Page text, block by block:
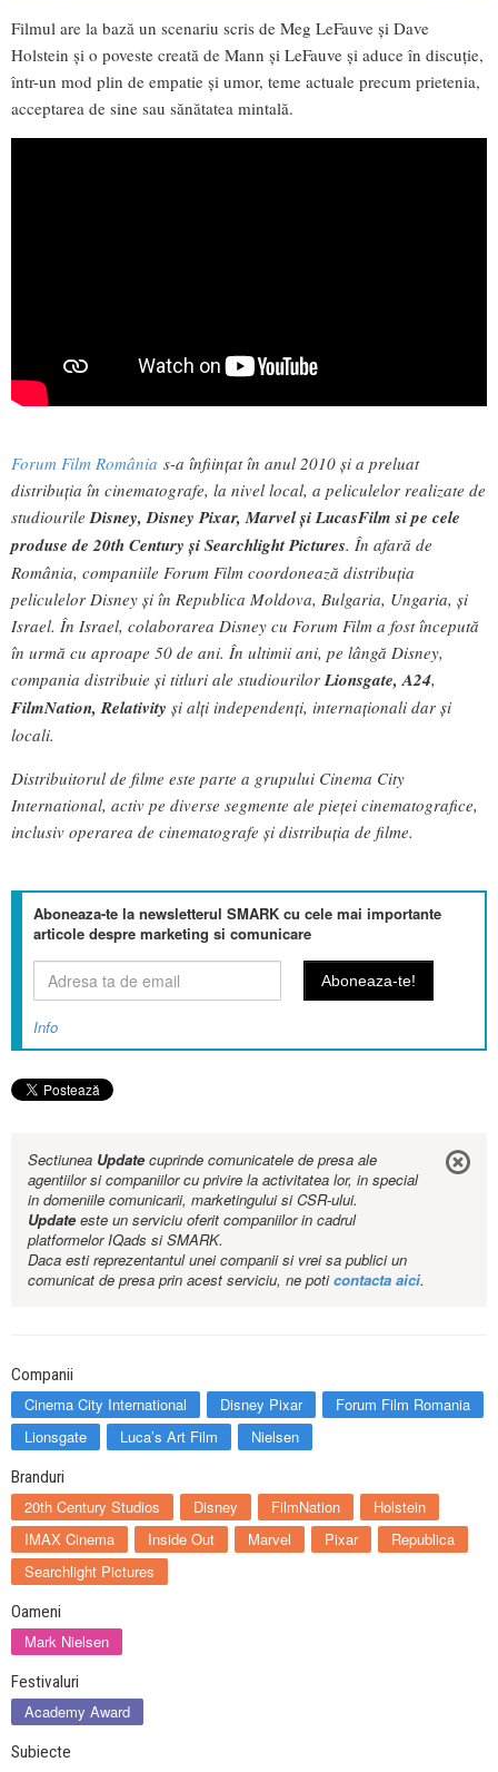
Filmul are la bază un scenariu scris de Meg LeFauve și Dave
Holstein și o poveste creată de Mann și LeFauve și aduce în discuție,
într-un mod plin de empatie și umor, teme actuale precum prietenia,
acceptarea de sine sau sănătatea mintală.
Forum Film România s-a înfiinţat în anul 2010 şi a preluat
distribuţia în cinematografe, la nivel local, a peliculelor realizate de
studiourile Disney, Disney Pixar, Marvel și LucasFilm si pe cele
produse de 20th Centuryși Searchlight Pictures. În afară de
România, companiile Forum Film coordonează distribuţia
peliculelor Disney şi în Republica Moldova, Bulgaria, Ungaria, şi
Israel. În Israel, colaborarea Disney cu Forum Film a fost începută
în urmă cu aproape 50 de ani. În ultimii ani, pe lângă Disney,
compania distribuie şi titluri ale studiourilorLionsgate, A24,
FilmNation, Relativity şi alţi independenţi, internaționali dar și
locali.
Distribuitorul de filme este parte a grupului Cinema City
International, activ pe diverse segmente ale pieţei cinematografice,
inclusiv operarea de cinematografe şi distribuţia de filme.
Aboneaza-te la newsletterul SMARK cu cele mai importante
articole despre marketing si comunicare
Info
Sectiunea Updatecuprinde comunicatele de presa ale
agentiilor si companiilor cu privire la activitatea lor, in special
in domeniile comunicarii, marketingului si CSR-ului.
Updateeste un serviciu oferit companiilor in cadrul
platformelor IQads si SMARK.
Daca esti reprezentantul unei companii si vrei sa publici un
comunicat de presa prin acest serviciu, ne poticontacta aici.
Companii
Cinema City International Disney Pixar
Forum Film Romania
Lionsgate
Luca’s Art Film Nielsen
Branduri
20th Century Studios Disney FilmNation
Holstein
IMAX Cinema
Inside Out Marvel Pixar
Republica
Searchlight Pictures
Oameni
Mark Nielsen
Festivaluri
Academy Award
Subiecte